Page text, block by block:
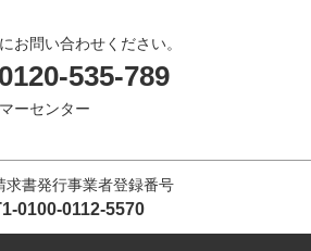
お問い合わせください。
0120-535-789
ーセンター
求書発行事業者登録番号
0100-0112-5570